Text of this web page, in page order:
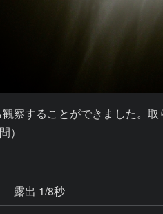
察することができました。
）
露出 1/8秒